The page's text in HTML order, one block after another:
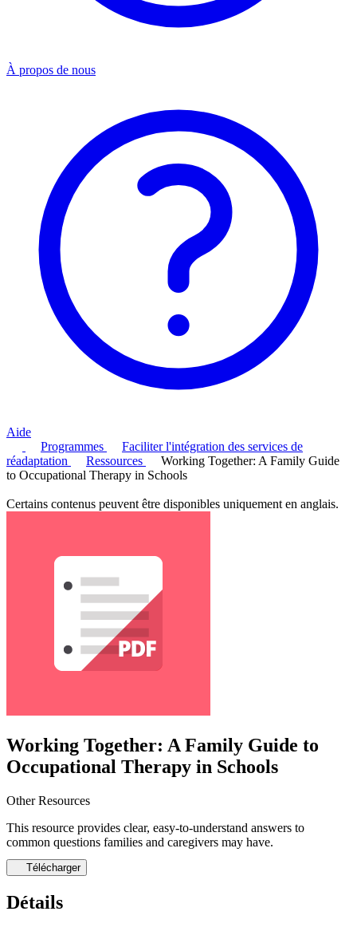
À propos de nous
Aide
Programmes
Faciliter l'intégration des services de
réadaptation
Ressources
Working Together: A Family Guide
to Occupational Therapy in Schools
Certains contenus peuvent être disponibles uniquement en anglais.
Working Together: A Family Guide to
Occupational Therapy in Schools
Other Resources
This resource provides clear, easy-to-understand answers to
common questions families and caregivers may have.
Télécharger
Détails